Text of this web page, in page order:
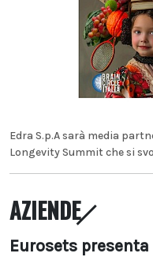
Edra S.p.A sarà media
Longevity Summit che si
AZIENDE
Eurosets